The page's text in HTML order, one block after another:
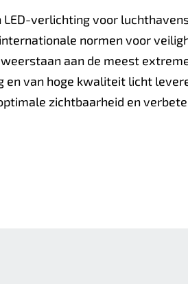
LED-verlichting voor
normen voor
aan de meest
en van hoge kwaliteit licht
zichtbaarheid en